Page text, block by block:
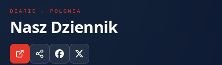
DIARIO · POLONIA
Nasz Dziennik